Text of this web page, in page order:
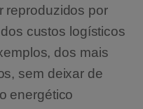
reproduzidos por
custos logísticos
dos mais
sem deixar de
energético